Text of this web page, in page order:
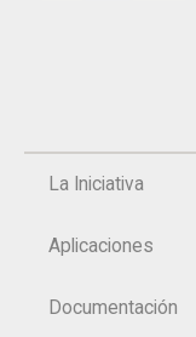
La Iniciativa
Aplicaciones
Documentación